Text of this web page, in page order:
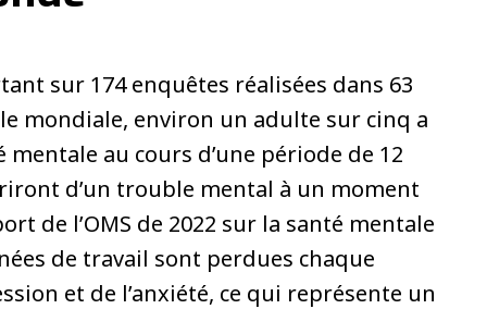
sur 174 enquêtes réalisées dans 63
mondiale, environ un adulte sur cinq a
au cours d’une période de 12
d’un trouble mental à un moment
de l’OMS de 2022 sur la santé mentale
de travail sont perdues chaque
et de l’anxiété, ce qui représente un